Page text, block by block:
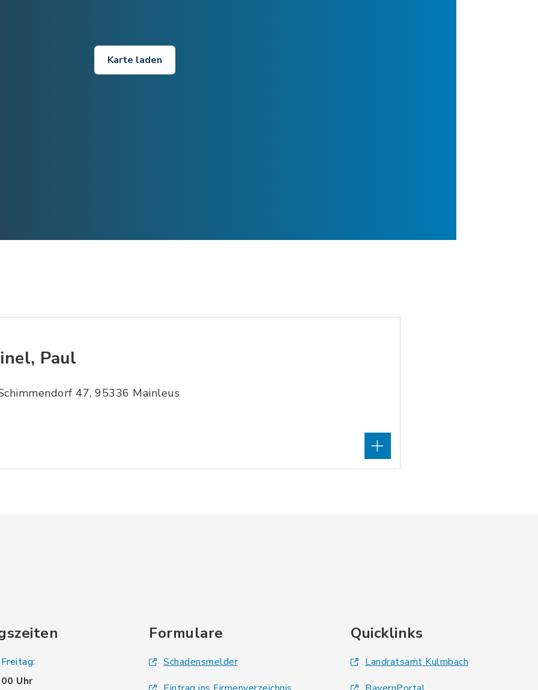
Karte laden
Paul
47, 95336 Mainleus
Uhr
Formulare
Schadensmelder
Quicklinks
Landratsamt Kulmbach